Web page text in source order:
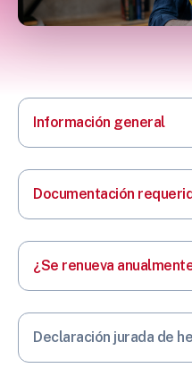
Información general
Documentación
¿Se renueva
Declaración jurada de